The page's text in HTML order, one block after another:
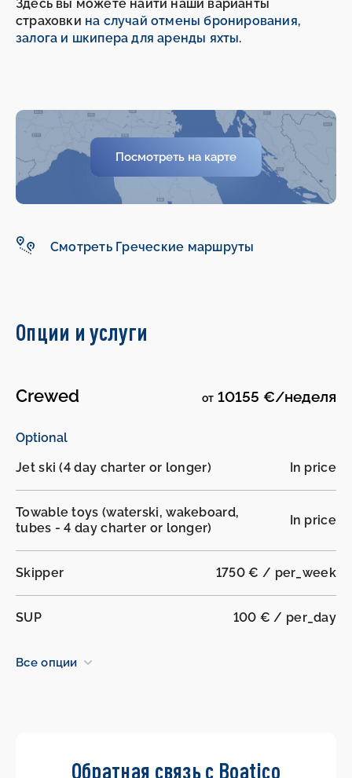
Здесь вы можете найти наши варианты
страховки на случай отмены бронирования,
залога и шкипера для аренды яхты.
Посмотреть на карте
Смотреть Греческие маршруты
Опции и услуги
Crewed от 10155 €/неделя
Optional
Jet ski (4 day charter or longer)
In price
Towable toys (waterski, wakeboard,
tubes - 4 day charter or longer)
In price
Skipper 1750 € / per_week
SUP 100 € / per_day
Все опции
Обратная связь с Boatico